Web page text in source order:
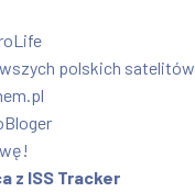
polskich satelitów
z ISS Tracker